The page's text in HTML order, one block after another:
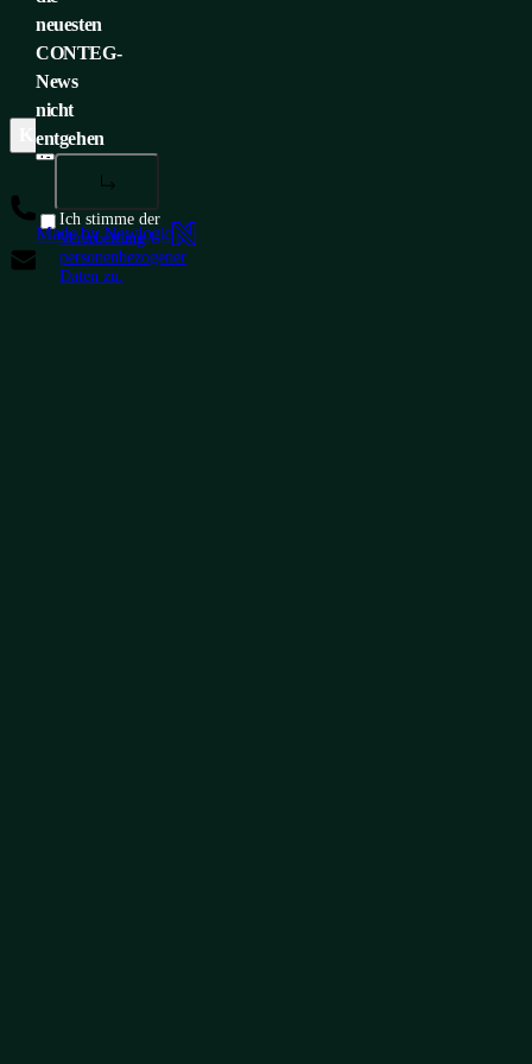
KUNDENSERVICE
+420 565 300 358
insidesales@conteg.com
neuesten
CONTEG-
News
nicht
entgehen
Ich stimme der
Verarbeitung
personenbezogener
Daten zu.
Made by Newlogic